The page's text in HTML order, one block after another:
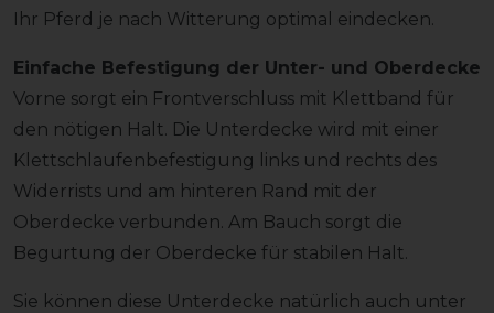
Ihr Pferd je nach Witterung optimal eindecken.
Einfache Befestigung der Unter- und Oberdecke
Vorne sorgt ein Frontverschluss mit Klettband für
den nötigen Halt. Die Unterdecke wird mit einer
Klettschlaufenbefestigung links und rechts des
Widerrists und am hinteren Rand mit der
Oberdecke verbunden. Am Bauch sorgt die
Begurtung der Oberdecke für stabilen Halt.
Sie können diese Unterdecke natürlich auch unter